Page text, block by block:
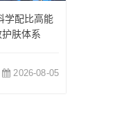
学配比高能
肤体系
2026-08-05